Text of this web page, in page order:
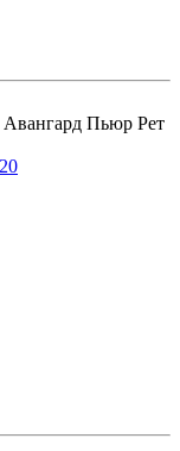
Авангард Пьюр Рет